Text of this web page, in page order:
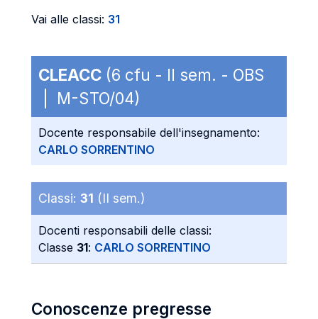
Vai alle classi: 31
CLEACC (6 cfu - II sem. - OBS
| M-STO/04)
Docente responsabile dell'insegnamento:
CARLO SORRENTINO
Classi: 31 (II sem.)
Docenti responsabili delle classi:
Classe 31: CARLO SORRENTINO
Conoscenze pregresse